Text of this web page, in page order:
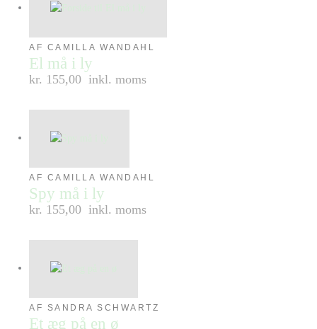
AF CAMILLA WANDAHL
El må i ly
kr. 155,00 inkl. moms
AF CAMILLA WANDAHL
Spy må i ly
kr. 155,00 inkl. moms
AF SANDRA SCHWARTZ
Et æg på en ø